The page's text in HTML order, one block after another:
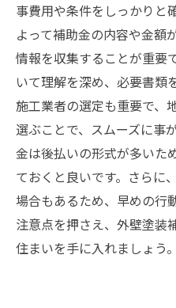
事費用や条件をしっかりと
よって補助金の内容や金額
情報を収集することが重要
いて理解を深め、必要書類
施工業者の選定も重要で、
選ぶことで、スムーズに事
金は後払いの形式が多いた
ておくと良いです。さらに
場合もあるため、早めの行
注意点を押さえ、外壁塗装
住まいを手に入れましょう。